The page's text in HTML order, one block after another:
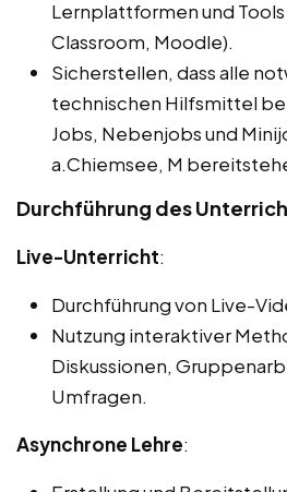
Lernplattformen und
Classroom, Moodle).
Sicherstellen, dass alle
technischen Hilfsmittel
Jobs, Nebenjobs und
a.Chiemsee, M
Durchführung des
Live-Unterricht:
Durchführung von Live-
Nutzung interaktiver
Diskussionen,
Umfragen.
Asynchrone Lehre: